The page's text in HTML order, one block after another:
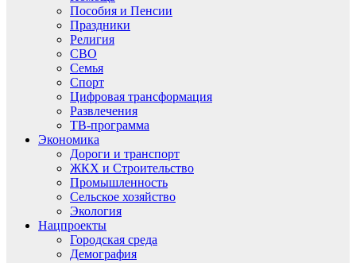
Пособия и Пенсии
Праздники
Религия
СВО
Семья
Спорт
Цифровая трансформация
Развлечения
ТВ-программа
Экономика
Дороги и транспорт
ЖКХ и Строительство
Промышленность
Сельское хозяйство
Экология
Нацпроекты
Городская среда
Демография